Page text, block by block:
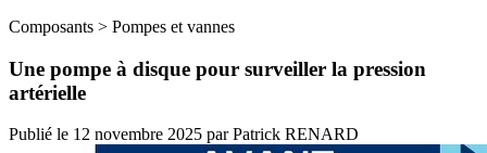
Composants > Pompes et vannes
Une pompe à disque pour surveiller la pression
artérielle
Publié le 12 novembre 2025 parPatrick RENARD